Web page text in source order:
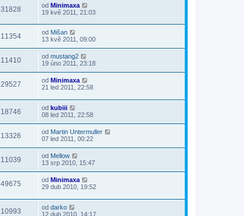
31828 od Minimaxa
19 kvě 2011, 21:03
11354 od Mišan
13 kvě 2011, 09:00
11410 od mustang2
19 úno 2011, 23:18
29527 od Minimaxa
21 led 2011, 22:58
18746 od kubiii
08 led 2011, 22:58
13326 od Martin Untermuller
07 led 2011, 00:22
11039 od Mellow
13 srp 2010, 15:47
49675 od Minimaxa
29 dub 2010, 19:52
10993 od darko
12 dub 2010, 14:17